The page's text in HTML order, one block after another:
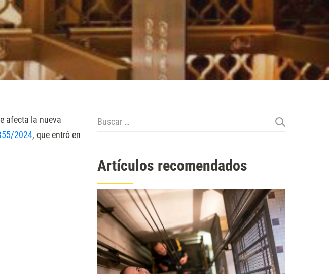
afecta la nueva
2024, que entró en
Buscar:
Artículos recomendados